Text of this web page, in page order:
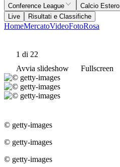
Conference League
Calcio Estero
Live
Risultati e Classifiche
HomeMercatoVideoFotoRosa
1 di 22
Avvia slideshow
Fullscreen
© getty-images
© getty-images
© getty-images